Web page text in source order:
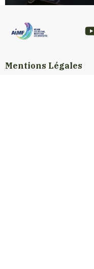
Mentions Légales